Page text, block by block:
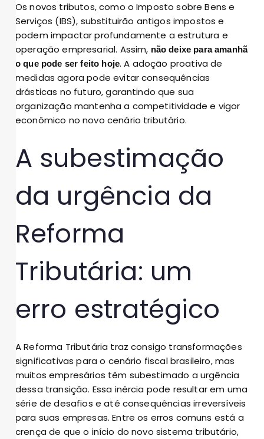
Os novos tributos, como o Imposto sobre Bens e
Serviços (IBS), substituirão antigos impostos e
podem impactar profundamente a estrutura e
operação empresarial. Assim, não deixe para amanhã
o que pode ser feito hoje. A adoção proativa de
medidas agora pode evitar consequências
drásticas no futuro, garantindo que sua
organização mantenha a competitividade e vigor
econômico no novo cenário tributário.
A subestimação
da urgência da
Reforma
Tributária: um
erro estratégico
A Reforma Tributária traz consigo transformações
significativas para o cenário fiscal brasileiro, mas
muitos empresários têm subestimado a urgência
dessa transição. Essa inércia pode resultar em uma
série de desafios e até consequências irreversíveis
para suas empresas. Entre os erros comuns está a
crença de que o início do novo sistema tributário,